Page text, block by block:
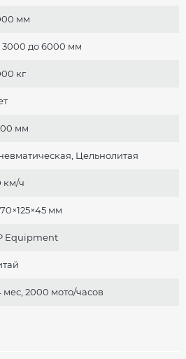
мм
3000 до 6000 мм
кг
мм
Цельнолитая
км/ч
мм
Еquipment
мес, 2000 мото/часов